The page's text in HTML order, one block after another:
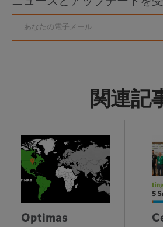
関連記
Optimas